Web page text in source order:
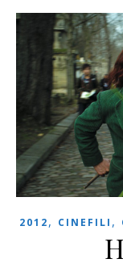
2012, CINEFILI ,